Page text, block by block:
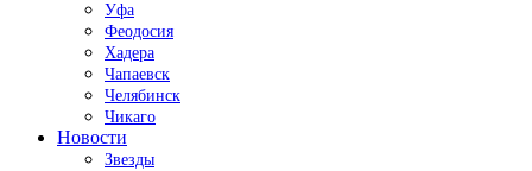
Уфа
Феодосия
Хадера
Чапаевск
Челябинск
Чикаго
Новости
Звезды